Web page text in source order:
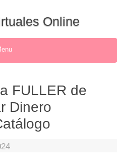
Online
FULLER de
Dinero